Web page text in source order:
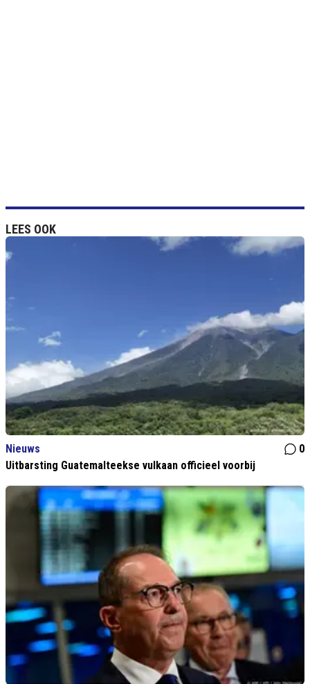
LEES OOK
Nieuws
0
Uitbarsting Guatemalteekse vulkaan officieel voorbij